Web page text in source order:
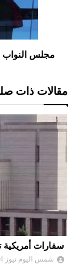
مجلس النواب
مقالات ذات
سفارات
شمس اليوم نيوز 24